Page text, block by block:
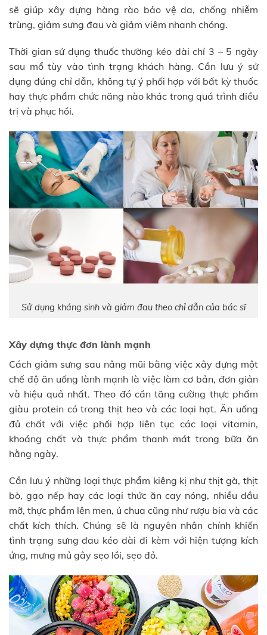
sẽ giúp xây dựng hàng rào bảo vệ da, chống nhiễm
trùng, giảm sưng đau và giảm viêm nhanh chóng.
Thời gian sử dụng thuốc thường kéo dài chỉ 3 – 5 ngày
sau mổ tùy vào tình trạng khách hàng. Cần lưu ý sử
dụng đúng chỉ dẫn, không tự ý phối hợp với bất kỳ thuốc
hay thực phẩm chức năng nào khác trong quá trình điều
trị và phục hồi.
Sử dụng kháng sinh và giảm đau theo chỉ dẫn của bác sĩ
Xây dựng thực đơn lành mạnh
Cách giảm sưng sau nâng mũi bằng việc xây dựng một
chế độ ăn uống lành mạnh là việc làm cơ bản, đơn giản
và hiệu quả nhất. Theo đó cần tăng cường thực phẩm
giàu protein có trong thịt heo và các loại hạt. Ăn uống
đủ chất với việc phối hợp liên tục các loại vitamin,
khoáng chất và thực phẩm thanh mát trong bữa ăn
hằng ngày.
Cần lưu ý những loại thực phẩm kiêng kị như thịt gà, thịt
bò, gạo nếp hay các loại thức ăn cay nóng, nhiều dầu
mỡ, thực phẩm lên men, ủ chua cũng như rượu bia và các
chất kích thích. Chúng sẽ là nguyên nhân chính khiến
tình trạng sưng đau kéo dài đi kèm với hiện tượng kích
ứng, mưng mủ gây sẹo lồi, sẹo đỏ.